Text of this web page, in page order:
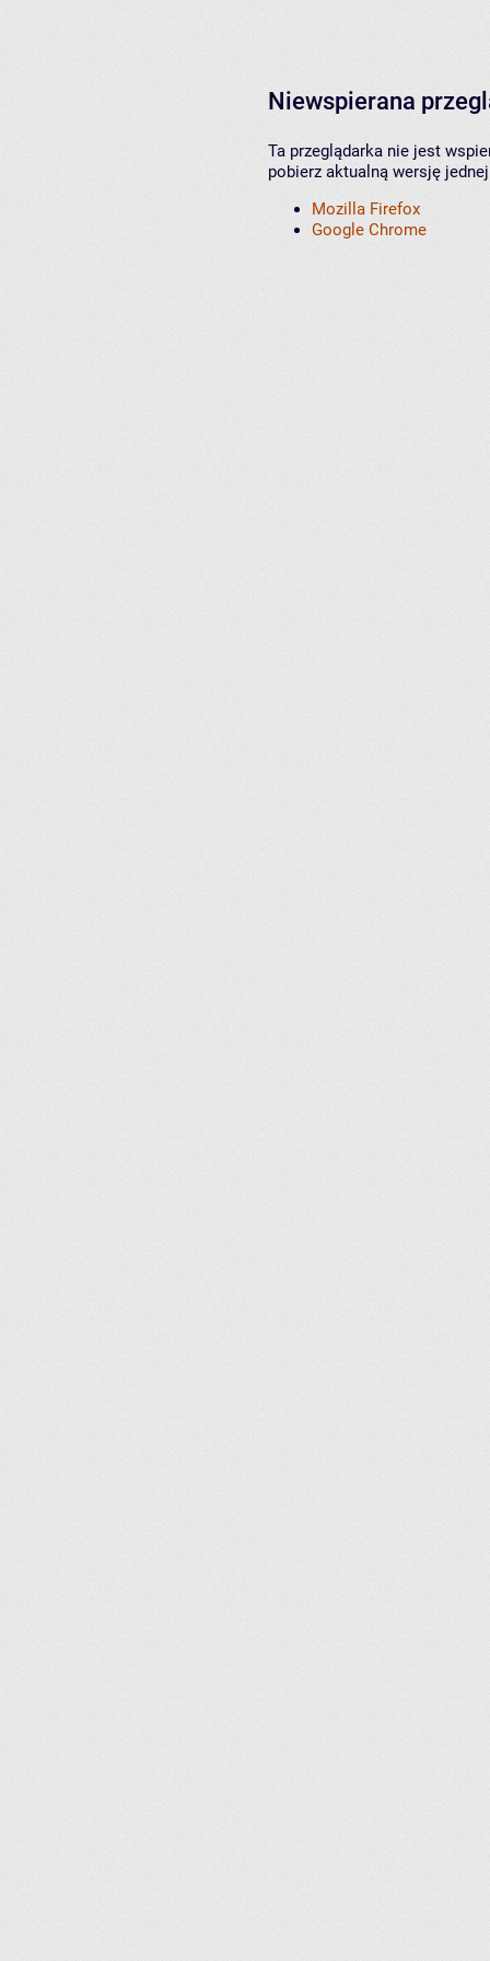
Niewspierana
Ta przeglądarka nie jest
pobierz aktualną wersję
Mozilla Firefox
Google Chrome